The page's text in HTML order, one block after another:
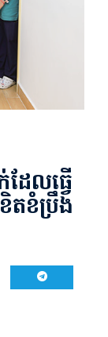
ែលធ្វើ
តខំប្រឹង